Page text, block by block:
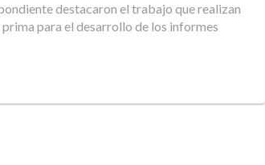
destacaron el trabajo que realizan
para el desarrollo de los informes